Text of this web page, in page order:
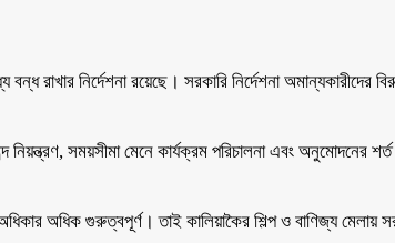
রাখার নির্দেশনা রয়েছে। সরকারি নির্দেশনা
সময়সীমা মেনে কার্যক্রম পরিচালনা এবং অনুমোদনের
অধিকার অধিক গুরুত্বপূর্ণ। তাই কালিয়াকৈর শিল্প ও বাণিজ্য